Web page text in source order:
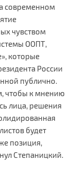
современном
чувством
ООПТ,
которые
России
публично.
чтобы к мнению
лица, решения
будет
позиция,
Степаницкий.